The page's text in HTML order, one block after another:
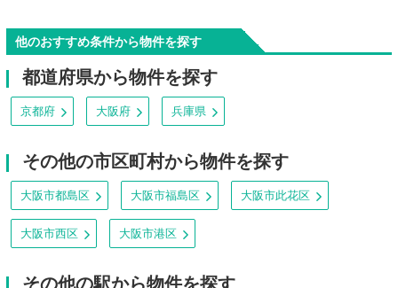
他のおすすめ条件から物件を探す
都道府県から物件を探す
京都府 大阪府 兵庫県
その他の市区町村から物件を探す
大阪市都島区 大阪市福島区 大阪市此花区
大阪市西区 大阪市港区
その他の駅から物件を探す